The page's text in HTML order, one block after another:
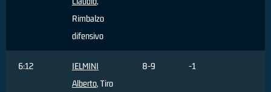
Rimbalzo
difensivo
6:12
IELMINI
Alberto, Tiro
8-9 -1